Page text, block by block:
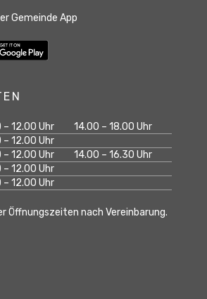
Gemeinde App
Vormittag Öffnungszeiten
12.00 Uhr
14.00 – 18.00 Uhr
12.00 Uhr
12.00 Uhr
14.00 – 16.30 Uhr
12.00 Uhr
12.00 Uhr
Öffnungszeiten nach Vereinbarung.